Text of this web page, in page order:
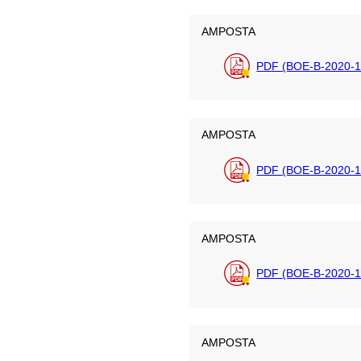
AMPOSTA
PDF (BOE-B-2020-
AMPOSTA
PDF (BOE-B-2020-
AMPOSTA
PDF (BOE-B-2020-
AMPOSTA